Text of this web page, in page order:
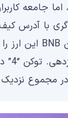
جامعه
دلار از این توکن را خریداری